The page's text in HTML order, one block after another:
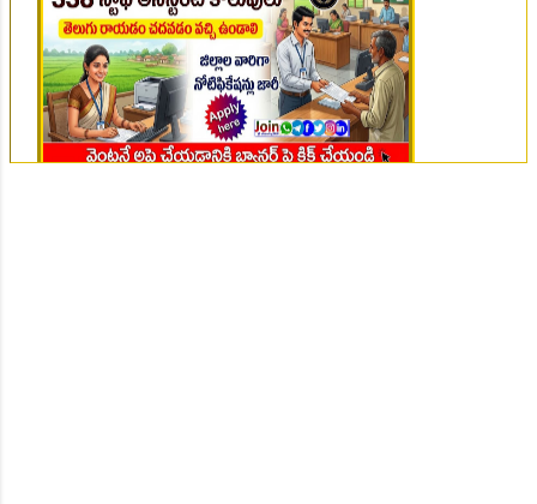
👆Online Applications Ends on 07-August-2026